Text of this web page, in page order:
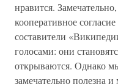
нравится.
кооперативное
составители
голосами: они
открываются. Однако
замечательно полезна